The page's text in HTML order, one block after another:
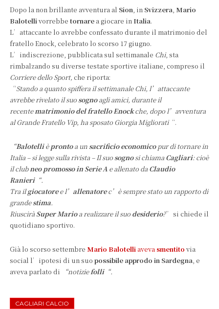
Dopo la non brillante avventura al Sion , in Svizzera Mario
Balotelli vorrebbe tornare a giocare in Italia.
L’attaccante lo avrebbe confessato durante il matrimonio del
fratello Enock, celebrato lo scorso 17 giugno.
L’indiscrezione, pubblicata sul settimanale Chi, sta
rimbalzando su diverse testate sportive italiane, compreso il
Corriere dello Sport, che riporta:
“Stando a quanto spiffera il settimanale Chi, l’attaccante
avrebbe rivelato il suo sognoagli amici, durante il
recentematrimonio del fratello Enockche, dopo l’avventura
al Grande Fratello Vip, ha sposato Giorgia Migliorati“.
“Balotellièprontoa un sacrificio economicopur di tornare in
Italia – si legge sulla rivista – Il suo sognosi chiama Cagliari: cioè
il clubneo promosso in Serie A e allenato da Claudio
Ranieri“.
Tra ilgiocatoree l’ allenatorec’è sempre stato un rapporto di
grandestima.
Riuscirà Super Marioa realizzare il suo desiderio?” si chiede il
quotidiano sportivo.
Già lo scorso settembre Mario Balotelli aveva smentito via
social l’ipotesi di un suo possibile approdo in Sardegna , e
aveva parlato di
“notiziefolli“.
CAGLIARI CALCIO